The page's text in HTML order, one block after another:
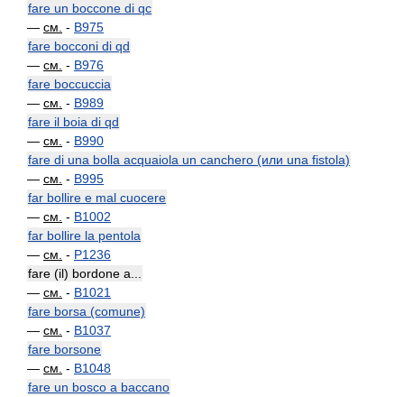
fare un boccone di qc
— см. - B975
fare bocconi di qd
— см. - B976
fare boccuccia
— см. - B989
fare il boia di qd
— см. - B990
fare di una bolla acquaiola un canchero (или una fistola)
— см. - B995
far bollire e mal cuocere
— см. - B1002
far bollire la pentola
— см. - P1236
fare (il) bordone a...
— см. - B1021
fare borsa (comune)
— см. - B1037
fare borsone
— см. - B1048
fare un bosco a baccano